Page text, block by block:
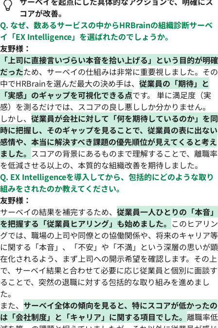
コアが改善。
Q. なぜ、数あるサービスの中からHRBrainの組織診断サーベ
イ「EX Intelligence」を選ばれたのでしょうか。
友野様：
「上司に直接言いづらい本音を拾い上げる」という目的が明確
だったため、サーベイの仕組みは非常に重要視しました。その
中でHRBrainを選んだ最大の決め手は、 従業員の「期待」と
「実感」のギャップを可視化できる点です。 単に満足度（実
感）を測るだけでは、スコアの良し悪ししか分かりません。
しかし、 従業員が会社に対して「何を期待しているのか」を同
時に把握し、そのギャップを見ることで、従業員の表に出ない
感情や、本当に解決すべき課題の優先順位が見えてくると考え
ました。 スコアの背景にあるものまで理解することで、離職率
を低減させる以上の、本質的な組織改善を期待しました。
Q. EX Intelligenceを導入してから、包括的にどのような取り
組みをされたのか教えてください。
友野様：
サーベイの結果を補完するため、 従業員一人ひとりの「本音」
を把握する「従業員ヒアリング」も始めました。 このヒアリン
グでは、職場の上司や同僚との協働関係や、将来のキャリア等
に関する「本音」、「不安」や「不満」という深層の思いが顕
在化されるよう、まず上司への開示希望を確認します。その上
で、サーベイ結果と合わせて必要に応じ従業員と個別に面談す
ることで、突然の退職に対する包括的な取り組みを進めまし
た。
また、 サーベイ全体の傾向を見ると、特にスコアが低かったの
は「会社制度」と「キャリア」に関する項目でした。 離職率低